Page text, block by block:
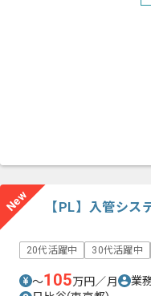
New 【PL】入管シ
20代活躍中 30代活躍中
〜105万円／月 業